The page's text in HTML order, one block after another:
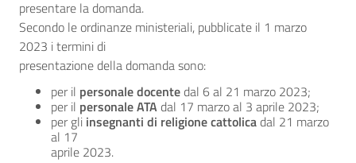
presentare la domanda.
Secondo le ordinanze ministeriali, pubblicate il 1 marzo
2023 i termini di
presentazione della domanda sono:
per il personale docentedal 6 al 21 marzo 2023;
per il personale ATAdal 17 marzo al 3 aprile 2023;
per gli insegnanti di religione cattolicadal 21 marzo
al 17
aprile 2023.